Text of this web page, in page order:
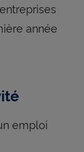
année
emploi